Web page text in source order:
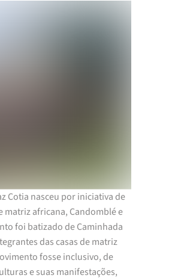
Cotia nasceu por iniciativa de
africana, Candomblé e
foi batizado de Caminhada
das casas de matriz
fosse inclusivo, de
e suas manifestações,